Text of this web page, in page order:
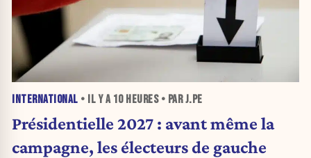
INTERNATIONAL • IL Y A 10 HEURES• PAR J.PE
Présidentielle 2027 : avant même la
campagne, les électeurs de gauche